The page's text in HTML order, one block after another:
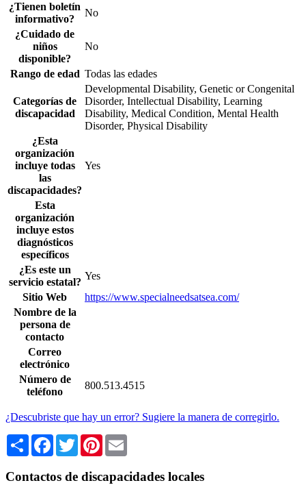
¿Tienen boletín
informativo?
No
¿Cuidado de
niños
disponible?
No
Rango de edad Todas las edades
Categorías de
discapacidad
Developmental Disability, Genetic or Congenital
Disorder, Intellectual Disability, Learning
Disability, Medical Condition, Mental Health
Disorder, Physical Disability
¿Esta
organización
incluye todas
las
discapacidades?
Yes
Esta
organización
incluye estos
diagnósticos
específicos
¿Es este un
servicio estatal?
Yes
Sitio Web
https://www.specialneedsatsea.com/
Nombre de la
persona de
contacto
Correo
electrónico
Número de
teléfono
800.513.4515
¿Descubriste que hay un error? Sugiere la manera de corregirlo.
Share Facebook
TwitterPinterest
Contactos de discapacidades locales